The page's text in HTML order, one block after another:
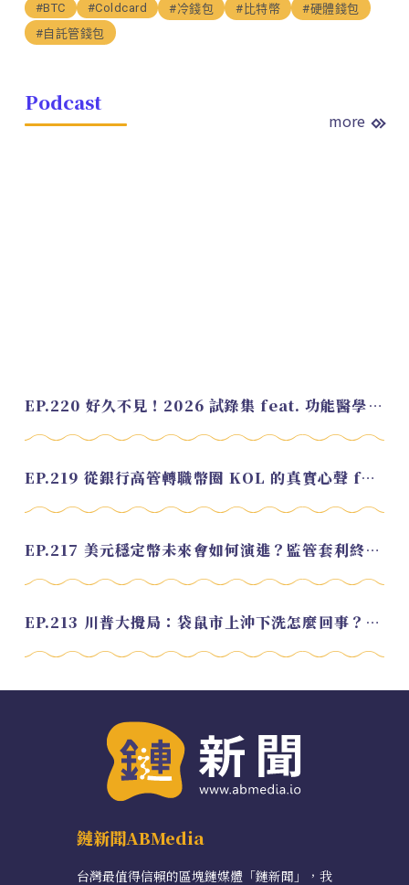
#BTC
#Coldcard #冷錢包 #比特幣
#硬體錢包
#自託管錢包
Podcast
more
EP.220 好久不見！2026 試錄集 feat. 功能醫學營養師 美寶
EP.219 從銀行高管轉職幣圈 KOL 的真實心聲 feat.龜大
EP.217 美元穩定幣未來會如何演進？監管套利終將收斂？feat. 研究員 余哲安
EP.213 川普大攪局：袋鼠市上沖下洗怎麼回事？feat. Alvin
鏈新聞ABMedia
台灣最值得信賴的區塊鏈媒體「鏈新聞」，我